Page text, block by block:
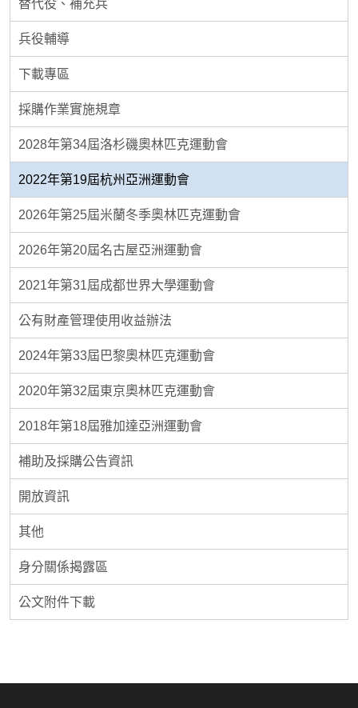
替代役、補充兵
兵役輔導
下載專區
採購作業實施規章
2028年第34屆洛杉磯奧林匹克運動會
2022年第19屆杭州亞洲運動會
2026年第25屆米蘭冬季奧林匹克運動會
2026年第20屆名古屋亞洲運動會
2021年第31屆成都世界大學運動會
公有財產管理使用收益辦法
2024年第33屆巴黎奧林匹克運動會
2020年第32屆東京奧林匹克運動會
2018年第18屆雅加達亞洲運動會
補助及採購公告資訊
開放資訊
其他
身分關係揭露區
公文附件下載